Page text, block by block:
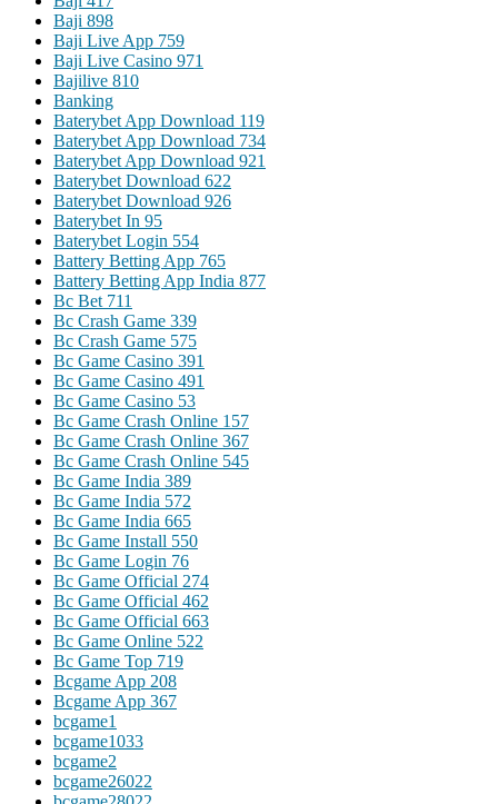
Baji 898
Baji Live App 759
Baji Live Casino 971
Bajilive 810
Banking
Baterybet App Download 119
Baterybet App Download 734
Baterybet App Download 921
Baterybet Download 622
Baterybet Download 926
Baterybet In 95
Baterybet Login 554
Battery Betting App 765
Battery Betting App India 877
Bc Bet 711
Bc Crash Game 339
Bc Crash Game 575
Bc Game Casino 391
Bc Game Casino 491
Bc Game Casino 53
Bc Game Crash Online 157
Bc Game Crash Online 367
Bc Game Crash Online 545
Bc Game India 389
Bc Game India 572
Bc Game India 665
Bc Game Install 550
Bc Game Login 76
Bc Game Official 274
Bc Game Official 462
Bc Game Official 663
Bc Game Online 522
Bc Game Top 719
Bcgame App 208
Bcgame App 367
bcgame1
bcgame1033
bcgame2
bcgame26022